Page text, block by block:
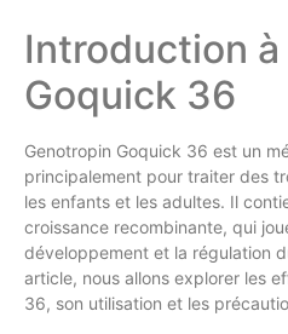
Introduction
Goquick 36
Genotropin Goquick 36 est un
principalement pour traiter des
les enfants et les adultes. Il
croissance recombinante, qui
développement et la régulation
article, nous allons explorer les
36, son utilisation et les